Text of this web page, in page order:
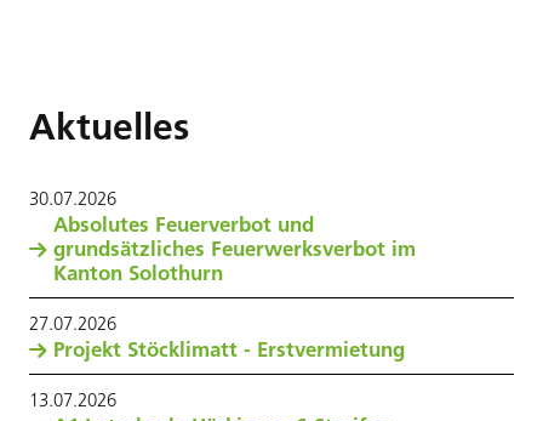
Aktuelles
30.07.2026
Absolutes Feuerverbot und
grundsätzliches Feuerwerksverbot im
Kanton Solothurn
27.07.2026
Projekt Stöcklimatt - Erstvermietung
13.07.2026